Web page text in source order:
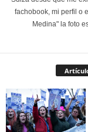
fachobook, mi perfil o
Medina" la foto